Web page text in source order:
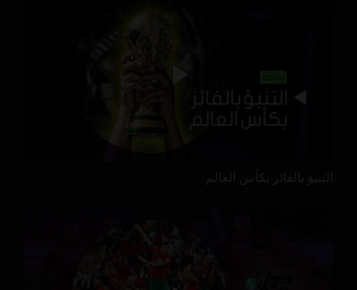
التنبؤ بالفائز بكأس العالم